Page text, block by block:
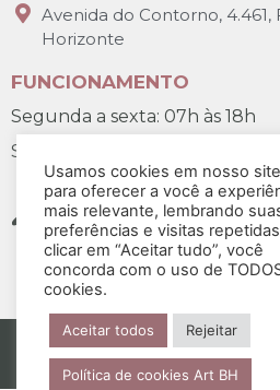
Avenida do Contorno,
Horizonte
FUNCIONAMENTO
Segunda a sexta: 07h às 18h
Sábado: 07h30 às 12h
Todos os direitos reservados para Art
Salt
Usamos cookies em nosso site
para oferecer a você a
mais relevante, lembrando
preferências e visitas
clicar em “Aceitar tudo”, você
concorda com o uso de
cookies.
Aceitar todos Rejeitar
Política de cookies Art BH